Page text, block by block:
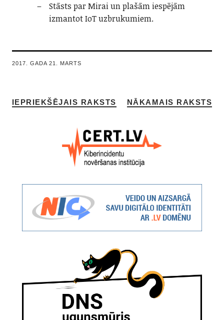
Stāsts par Mirai un plašām iespējām
izmantot IoT uzbrukumiem.
2017. GADA 21. MARTS
IEPRIEKŠĒJAIS RAKSTS NĀKAMAIS RAKSTS